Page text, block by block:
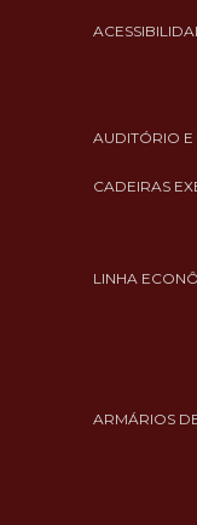
AUDITÓRIO
CADEIRAS
LINHA
ARMÁRIOS